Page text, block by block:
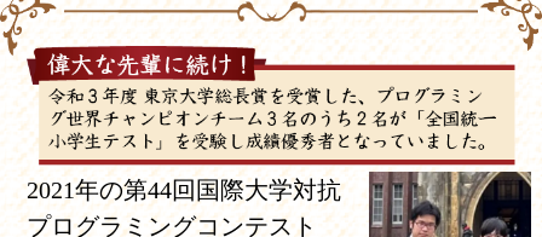
2021年の第44回国際大学対抗
プログラミングコンテスト